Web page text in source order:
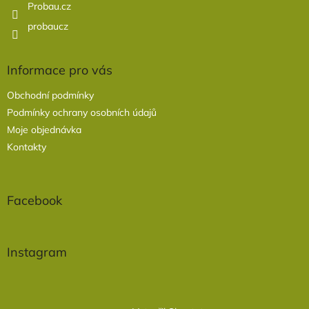
Probau.cz
probaucz
Informace pro vás
Obchodní podmínky
Podmínky ochrany osobních údajů
Moje objednávka
Kontakty
Facebook
Instagram